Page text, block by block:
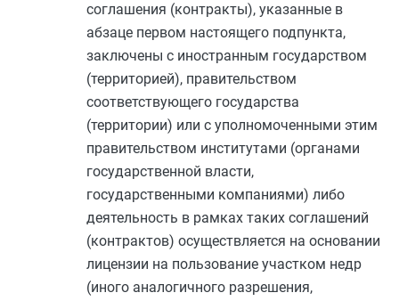
соглашения (контракты), указанные в
абзаце первом настоящего подпункта,
заключены с иностранным государством
(территорией), правительством
соответствующего государства
(территории) или с уполномоченными этим
правительством институтами (органами
государственной власти,
государственными компаниями) либо
деятельность в рамках таких соглашений
(контрактов) осуществляется на основании
лицензии на пользование участком недр
(иного аналогичного разрешения,